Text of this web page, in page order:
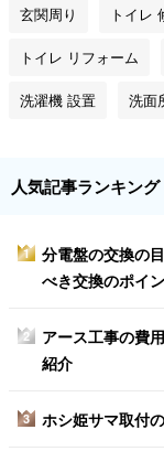
玄関周り トイレ
トイレ リフォーム
洗濯機 設置 洗面
人気記事ランキング
1
分電盤の交換の
べき交換のポイ
2
アース工事の費
紹介
3 ホシ姫サマ取付